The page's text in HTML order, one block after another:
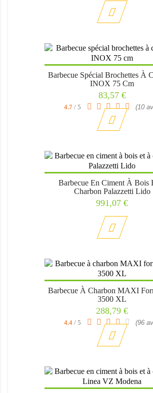
Barbecue Spécial Brochettes À
INOX 75 Cm
Prix
83,57 €
4.7/ 5 (10
Barbecue En Ciment À Bois
Charbon Palazzetti Lido
Prix
991,07 €
Barbecue À Charbon MAXI
3500 XL
Prix
288,79 €
4.4/ 5 (96